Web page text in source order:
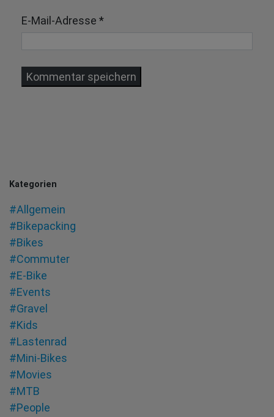
E-Mail-Adresse *
Kategorien
#Allgemein
#Bikepacking
#Bikes
#Commuter
#E-Bike
#Events
#Gravel
#Kids
#Lastenrad
#Mini-Bikes
#Movies
#MTB
#People